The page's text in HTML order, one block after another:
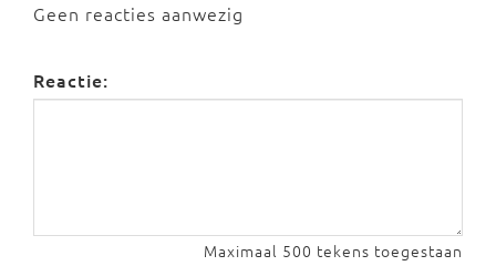
Geen reacties aanwezig
Reactie:
Maximaal 500 tekens toegestaan